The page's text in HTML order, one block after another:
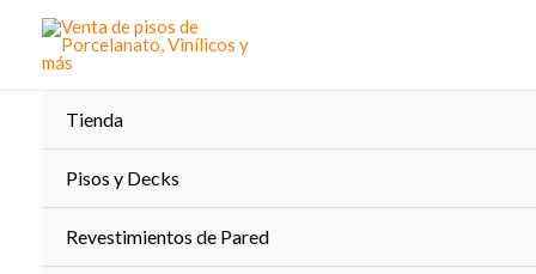
contenido
Tienda
Pisos y Decks
Revestimientos de Pared